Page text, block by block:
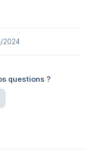
2024
questions ?